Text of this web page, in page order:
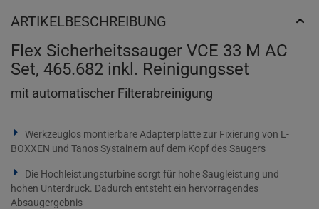
ARTIKELBESCHREIBUNG
Flex Sicherheitssauger VCE 33 M AC
Set, 465.682 inkl. Reinigungsset
mit automatischer Filterabreinigung
Werkzeuglos montierbare Adapterplatte zur Fixierung von L-
BOXXEN und Tanos Systainern auf dem Kopf des Saugers
Die Hochleistungsturbine sorgt für hohe Saugleistung und
hohen Unterdruck. Dadurch entsteht ein hervorragendes
Absaugergebnis